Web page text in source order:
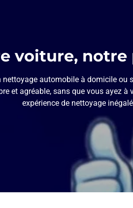
voiture, notre
nettoyage automobile à domicile
et agréable, sans que vous ayez
expérience de nettoyage